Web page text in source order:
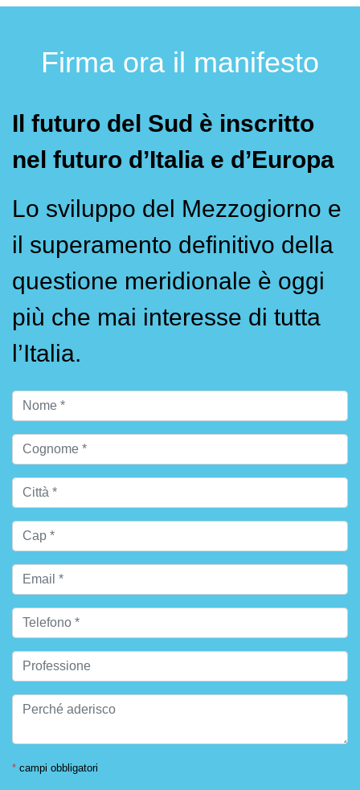
Firma ora il manifesto
Il futuro del Sud è inscritto
nel futuro d’Italia e d’Europa
Lo sviluppo del Mezzogiorno e
il superamento definitivo della
questione meridionale è oggi
più che mai interesse di tutta
l’Italia.
* campi obbligatori